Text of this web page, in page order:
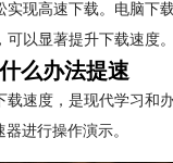
实现高速下载。电脑下
可以显著提升下载速度
么办法提速
载速度，是现代学习和
进行操作演示。